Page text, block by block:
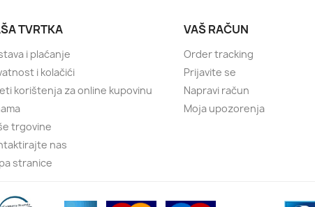
TVRTKA
i plaćanje
i kolačići
korištenja za online kupovinu
trgovine
nas
stranice
VAŠ RAČUN
Order tracking
Prijavite se
Napravi račun
Moja upozorenja